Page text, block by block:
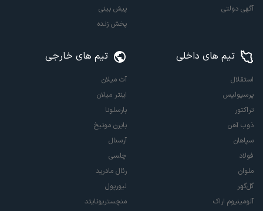
آگهی دولتی
پیش بینی
پخش زنده
تیم های داخلی
استقلال
پرسپولیس
تراکتور
ذوب آهن
سپاهان
فولاد
ملوان
گل‌گهر
آلومینیوم اراک
تیم های خارجی
آث میلان
اینتر میلان
بارسلونا
بایرن مونیخ
آرسنال
چلسی
رئال مادرید
لیورپول
منچستریونایتد